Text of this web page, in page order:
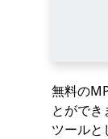
無料の
とができ
ツールと